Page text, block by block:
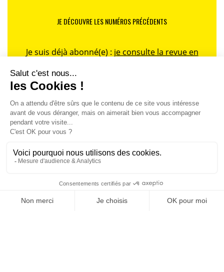
JE DÉCOUVRE LES NUMÉROS PRÉCÉDENTS
Je suis déjà abonné(e) : je consulte la revue en